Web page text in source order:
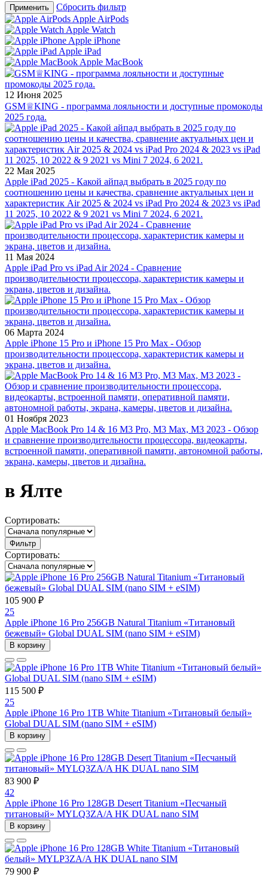
Применить
Сбросить фильтр
Apple AirPods
Apple Watch
Apple iPhone
Apple iPad
Apple MacBook
12 Июня 2025
GSM♕KING - программа лояльности и доступные промокоды
2025 года.
22 Мая 2025
Apple iPad 2025 - Какой айпад выбрать в 2025 году по
соотношению цены и качества, сравнение актуальных цен и
характеристик Air 2025 & 2024 vs iPad Pro 2024 & 2023 vs iPad
11 2025, 10 2022 & 9 2021 vs Mini 7 2024, 6 2021.
11 Мая 2024
Apple iPad Pro vs iPad Air 2024 - Сравнение
производительности процессора, характеристик камеры и
экрана, цветов и дизайна.
06 Марта 2024
Apple iPhone 15 Pro и iPhone 15 Pro Max - Обзор
производительности процессора, характеристик камеры и
экрана, цветов и дизайна.
01 Ноября 2023
Apple MacBook Pro 14 & 16 M3 Pro, M3 Max, M3 2023 - Обзор
и сравнение производительности процессора, видеокарты,
встроенной памяти, оперативной памяти, автономной работы,
экрана, камеры, цветов и дизайна.
в Ялте
Сортировать:
Фильтр
Сортировать:
105 900 ₽
25
Apple iPhone 16 Pro 256GB Natural Titanium «Tитановый
бежевый» Global DUAL SIM (nano SIM + eSIM)
В корзину
115 500 ₽
25
Apple iPhone 16 Pro 1TB White Titanium «Титановый белый»
Global DUAL SIM (nano SIM + eSIM)
В корзину
83 900 ₽
42
Apple iPhone 16 Pro 128GB Desert Titanium «Песчаный
титановый» MYLQ3ZA/A HK DUAL nano SIM
В корзину
79 900 ₽